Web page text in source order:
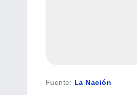
Fuente: La Nación